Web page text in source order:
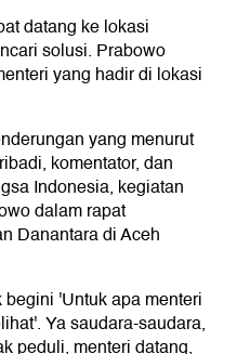
datang ke lokasi
solusi. Prabowo
yang hadir di lokasi
yang menurut
komentator, dan
Indonesia, kegiatan
dalam rapat
Danantara di Aceh
'Untuk apa menteri
Ya saudara-saudara,
peduli, menteri datang,